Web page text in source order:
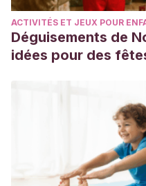
ACTIVITÉS ET JEUX POUR
Déguisements de
idées pour des